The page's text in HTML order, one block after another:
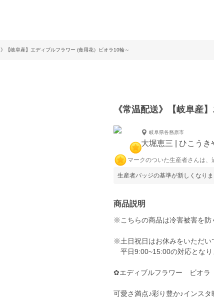
》【岐阜産】エディブルフラワー (食用花）ビオラ10輪～
《常温配送》【岐阜産
岐阜県各務原市
大堀恵三 | ひこうき
マークのついた生産者さんは、
生産者バッジの基準が新しくなりま
商品説明
※こちらの商品は冷害被害を防
※土日祝日はお休みをいただい
平日9:00~15:00の対応となり
✿エディブルフラワー ビオ
可愛さ満点♪彩り豊か♪インスタ